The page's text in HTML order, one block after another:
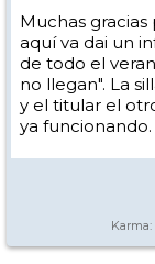
Muchas gracias
aquí va dai un
de todo el
no llegan". La
y el titular el
ya funcionando.
Karma: